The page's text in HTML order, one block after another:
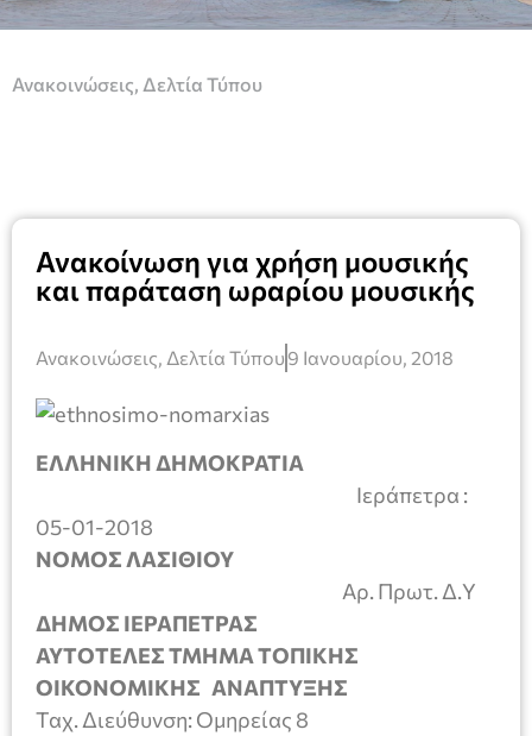
Ανακοινώσεις Δελτία Τύπου
Ανακοίνωση για χρήση μουσικής
και παράταση ωραρίου μουσικής
Ανακοινώσεις Δελτία Τύπου 9 Ιανουαρίου, 2018
ΕΛΛΗΝΙΚΗ ΔΗΜΟΚΡΑΤΙΑ
Ιεράπετρα :
05-01-2018
ΝΟΜΟΣ ΛΑΣΙΘΙΟΥ
Αρ. Πρωτ. Δ.Υ
ΔΗΜΟΣ ΙΕΡΑΠΕΤΡΑΣ
ΑΥΤΟΤΕΛΕΣ ΤΜΗΜΑ ΤΟΠΙΚΗΣ
ΟΙΚΟΝΟΜΙΚΗΣ ΑΝΑΠΤΥΞΗΣ
Ταχ. Διεύθυνση: Ομηρείας 8